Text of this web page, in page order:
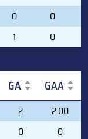
0 0
1 0
GA GAA
GA GAA
2
2.00
0 0